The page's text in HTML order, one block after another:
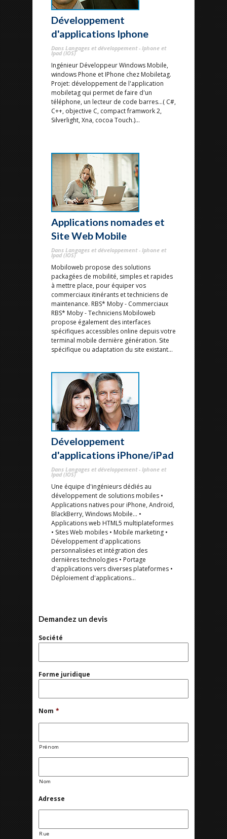
Développement
d'applications Iphone
Dans Langages et développement - Iphone et
Ipad (IOS)
Ingénieur Développeur Windows Mobile,
windows Phone et IPhone chez Mobiletag.
Projet: développement de l'application
mobiletag qui permet de faire d'un
téléphone, un lecteur de code barres...( C#,
C++, objective C, compact framwork 2,
Silverlight, Xna, cocoa Touch.)...
Applications nomades et
Site Web Mobile
Dans Langages et développement - Iphone et
Ipad (IOS)
Mobiloweb propose des solutions
packagées de mobilité, simples et rapides
à mettre place, pour équiper vos
commerciaux itinérants et techniciens de
maintenance. RBS* Moby - Commerciaux
RBS* Moby - Techniciens Mobiloweb
propose également des interfaces
spécifiques accessibles online depuis votre
terminal mobile dernière génération. Site
spécifique ou adaptation du site existant...
Développement
d'applications iPhone/iPad
Dans Langages et développement - Iphone et
Ipad (IOS)
Une équipe d'ingénieurs dédiés au
développement de solutions mobiles •
Applications natives pour iPhone, Android,
BlackBerry, Windows Mobile… •
Applications web HTML5 multiplateformes
• Sites Web mobiles • Mobile marketing •
Développement d'applications
personnalisées et intégration des
dernières technologies • Portage
d'applications vers diverses plateformes •
Déploiement d'applications...
Demandez un devis
Société
Forme juridique
Nom *
Prénom
Nom
Adresse
Rue